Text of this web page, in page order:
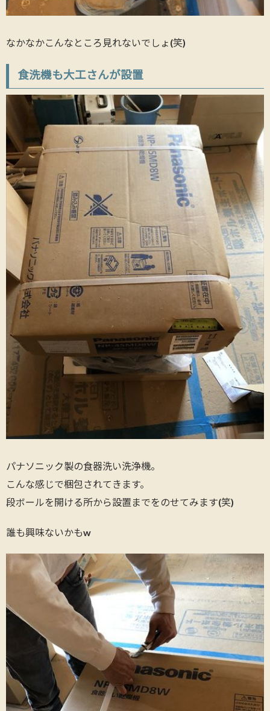
なかなかこんなところ見れないでしょ(笑)
食洗機も大工さんが設置
パナソニック製の食器洗い洗浄機。
こんな感じで梱包されてきます。
段ボールを開ける所から設置までをのせてみます(笑)
誰も興味ないかもw